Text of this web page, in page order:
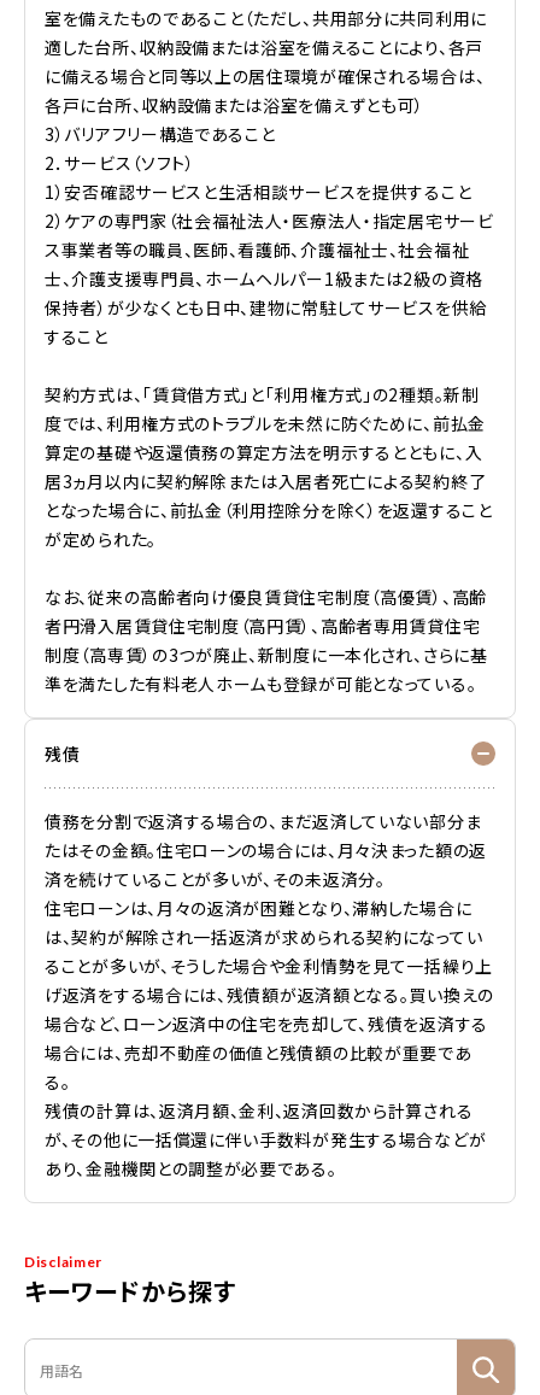
Disclaimer
キーワードから探す
室を備えたものであること（ただし、共用部分に共同利用に
適した台所、収納設備または浴室を備えることにより、各戸
に備える場合と同等以上の居住環境が確保される場合は、
各戸に台所、収納設備または浴室を備えずとも可）
3）バリアフリー構造であること
2．サービス（ソフト）
1）安否確認サービスと生活相談サービスを提供すること
2）ケアの専門家（社会福祉法人・医療法人・指定居宅サービ
ス事業者等の職員、医師、看護師、介護福祉士、社会福祉
士、介護支援専門員、ホームヘルパー1級または2級の資格
保持者）が少なくとも日中、建物に常駐してサービスを供給
すること
契約方式は、「賃貸借方式」と「利用権方式」の2種類。新制
度では、利用権方式のトラブルを未然に防ぐために、前払金
算定の基礎や返還債務の算定方法を明示するとともに、入
居3ヵ月以内に契約解除または入居者死亡による契約終了
となった場合に、前払金（利用控除分を除く）を返還すること
が定められた。
なお、従来の高齢者向け優良賃貸住宅制度（高優賃）、高齢
者円滑入居賃貸住宅制度（高円賃）、高齢者専用賃貸住宅
制度（高専賃）の3つが廃止、新制度に一本化され、さらに基
準を満たした有料老人ホームも登録が可能となっている。
残債
債務を分割で返済する場合の、まだ返済していない部分ま
たはその金額。住宅ローンの場合には、月々決まった額の返
済を続けていることが多いが、その未返済分。
住宅ローンは、月々の返済が困難となり、滞納した場合に
は、契約が解除され一括返済が求められる契約になってい
ることが多いが、そうした場合や金利情勢を見て一括繰り上
げ返済をする場合には、残債額が返済額となる。買い換えの
場合など、ローン返済中の住宅を売却して、残債を返済する
場合には、売却不動産の価値と残債額の比較が重要であ
る。
残債の計算は、返済月額、金利、返済回数から計算される
が、その他に一括償還に伴い手数料が発生する場合などが
あり、金融機関との調整が必要である。